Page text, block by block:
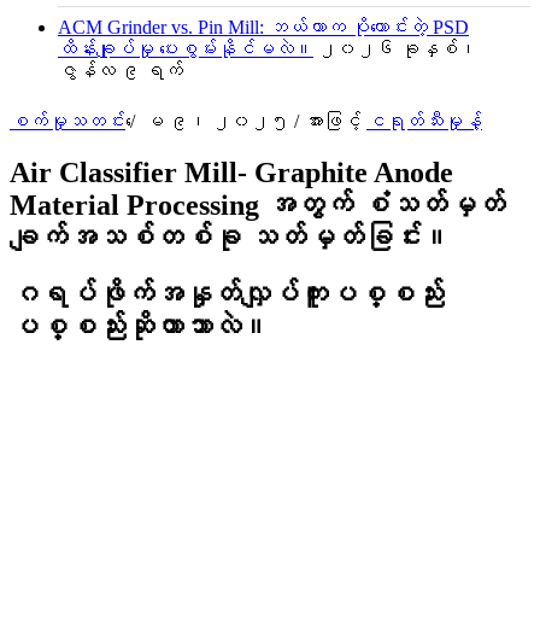
ACM Grinder vs. Pin Mill: ဘယ်ဟာက ပိုကောင်းတဲ့ PSD
ထိန်းချုပ်မှု ပေးစွမ်းနိုင်မလဲ။
၂၀၂၆ ခုနှစ်၊
ဇွန်လ ၉ ရက်
စက်မှုသတင်း/ ေမ ၉၊​ ၂၀၂၅ / အားဖြင့် ငရုတ်သီးမှုန့်
Air Classifier Mill- Graphite Anode
Material Processing အတွက် စံသတ်မှတ်
ချက်အသစ်တစ်ခု သတ်မှတ်ခြင်း။
ဂရပ်ဖိုက်အနှုတ်လျှပ်ကူးပစ္စည်း
ပစ္စည်းဆိုတာဘာလဲ။